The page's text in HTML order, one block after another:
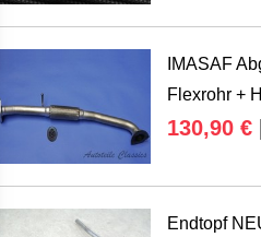
IMASAF
Flexrohr +
130,90 €
Endtopf